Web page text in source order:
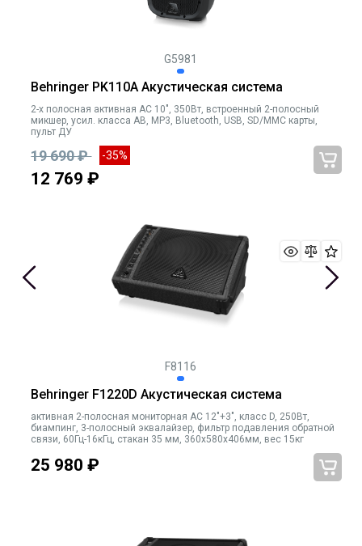
G5981
Behringer PK110A Акустическая система
2-х полосная активная АС 10", 350Вт, встроенный 2-полосный
микшер, усил. класса AB, MP3, Bluetooth, USB, SD/MMC карты,
пульт ДУ
19 690 ₽ -35%
12 769 ₽
F8116
Behringer F1220D Акустическая система
активная 2-полосная мониторная АС 12"+3", класс D, 250Вт,
биампинг, 3-полосный эквалайзер, фильтр подавления обратной
связи, 60Гц-16кГц, стакан 35 мм, 360х580х406мм, вес 15кг
25 980 ₽